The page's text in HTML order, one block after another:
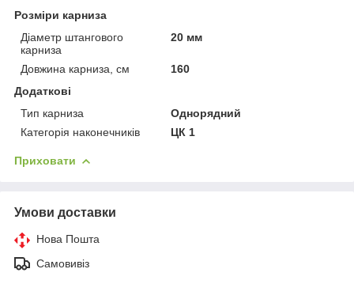
Розміри карниза
Діаметр штангового
карниза
20 мм
Довжина карниза, см
160
Додаткові
Тип карниза
Однорядний
Категорія наконечників
ЦК 1
Приховати
Умови доставки
Нова Пошта
Самовивіз